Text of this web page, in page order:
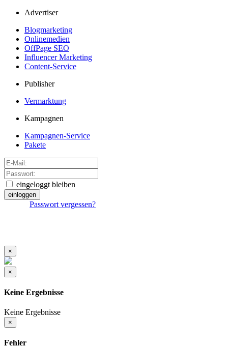
Advertiser
Blogmarketing
Onlinemedien
OffPage SEO
Influencer Marketing
Content-Service
Publisher
Vermarktung
Kampagnen
Kampagnen-Service
Pakete
eingeloggt bleiben
einloggen
Passwort vergessen?
×
×
Keine Ergebnisse
Keine Ergebnisse
×
Fehler